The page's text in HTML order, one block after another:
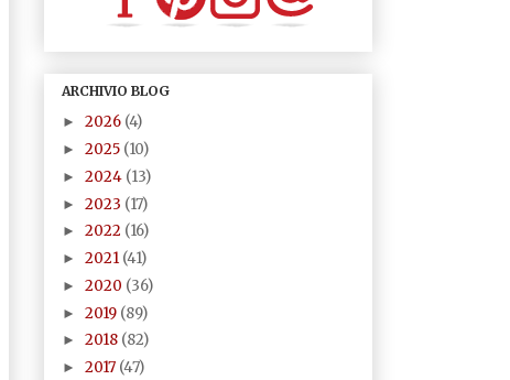
ARCHIVIO BLOG
► 2026 (4)
► 2025 (10)
► 2024 (13)
► 2023 (17)
► 2022 (16)
► 2021 (41)
► 2020 (36)
► 2019 (89)
► 2018 (82)
► 2017 (47)